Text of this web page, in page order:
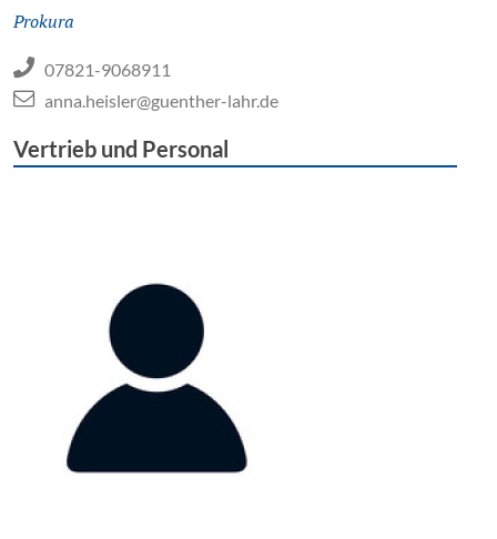
Prokura
07821-9068911
anna.heisler@guenther-lahr.de
Vertrieb und Personal